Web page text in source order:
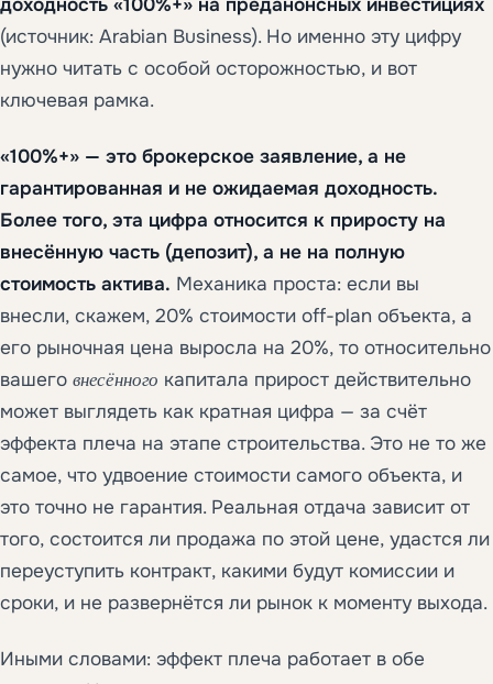
(источник: Arabian Business). Но именно эту цифру
нужно читать с особой осторожностью, и вот
ключевая рамка.
«100%+» — это брокерское заявление, а не
гарантированная и не ожидаемая доходность.
Более того, эта цифра относится к приросту на
внесённую часть (депозит), а не на полную
стоимость актива. Механика проста: если вы
внесли, скажем, 20% стоимости off-plan объекта, а
его рыночная цена выросла на 20%, то относительно
вашего внесённого капитала прирост действительно
может выглядеть как кратная цифра — за счёт
эффекта плеча на этапе строительства. Это не то же
самое, что удвоение стоимости самого объекта, и
это точно не гарантия. Реальная отдача зависит от
того, состоится ли продажа по этой цене, удастся ли
переуступить контракт, какими будут комиссии и
сроки, и не развернётся ли рынок к моменту выхода.
Иными словами: эффект плеча работает в обе